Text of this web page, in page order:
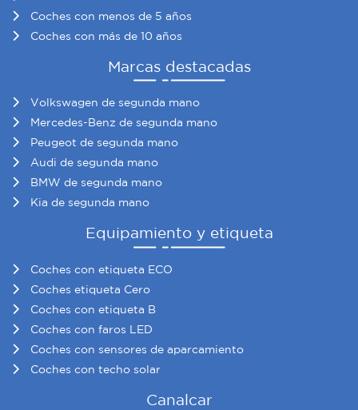
Coches con menos de 5 años
Coches con más de 10 años
Marcas destacadas
Volkswagen de segunda mano
Mercedes-Benz de segunda mano
Peugeot de segunda mano
Audi de segunda mano
BMW de segunda mano
Kia de segunda mano
Equipamiento y etiqueta
Coches con etiqueta ECO
Coches etiqueta Cero
Coches con etiqueta B
Coches con faros LED
Coches con sensores de aparcamiento
Coches con techo solar
Canalcar